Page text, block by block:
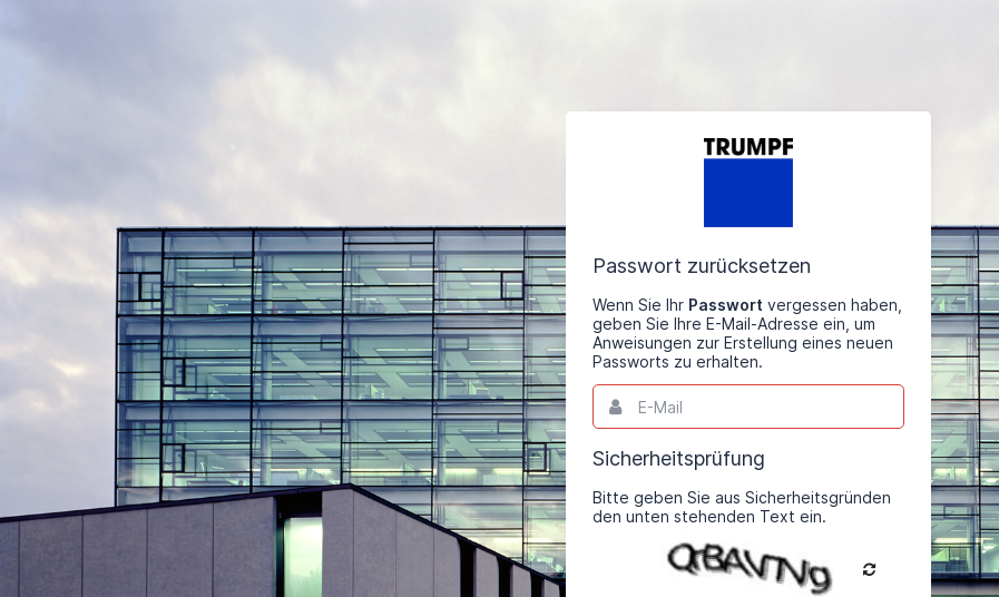
Passwort zurücksetzen
Wenn Sie Ihr Passwort vergessen haben,
geben Sie Ihre E-Mail-Adresse ein, um
Anweisungen zur Erstellung eines neuen
Passworts zu erhalten.
E-
Mail
Dies
ein
Pflichtfeld
Sicherheitsprüfung
Bitte geben Sie aus Sicherheitsgründen
den unten stehenden Text ein.